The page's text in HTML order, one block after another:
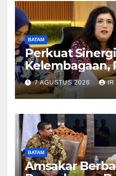
BATAM
Perkuat Sinergi
Kelembagaan,
dan BPOM
Pelayanan dan
Obat Aman
7 AGUSTUS 2026 IR
BATAM
Amsakar